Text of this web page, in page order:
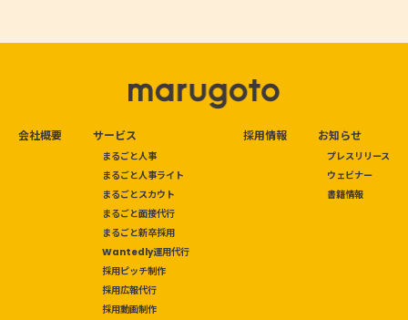
会社概要 サービス
まるごと人事
まるごと人事ライト
まるごとスカウト
まるごと面接代行
まるごと新卒採用
Wantedly運用代行
採用ピッチ制作
採用広報代行
採用動画制作
採用情報 お知らせ
プレスリリース
ウェビナー
書籍情報